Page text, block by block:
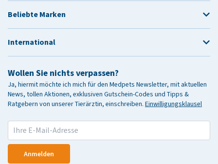
Wollen Sie nichts verpassen?
Ja, hiermit möchte ich mich für den Medpets Newsletter, mit aktuellen
News, tollen Aktionen, exklusiven Gutschein-Codes und Tipps &
Ratgebern von unserer Tierärztin, einschreiben. Einwilligungsklausel
Anmelden
Beliebte Marken
International